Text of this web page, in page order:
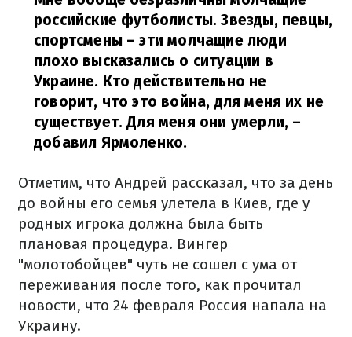
российские футболисты. Звезды, певцы,
спортсмены – эти молчащие люди
плохо высказались о ситуации в
Украине. Кто действительно не
говорит, что это война, для меня их не
существует. Для меня они умерли, –
добавил Ярмоленко.
Отметим, что Андрей рассказал, что за день
до войны его семья улетела в Киев, где у
родных игрока должна была быть
плановая процедура. Вингер
"молотобойцев" чуть не сошел с ума от
переживания после того, как прочитал
новости, что 24 февраля Россия напала на
Украину.